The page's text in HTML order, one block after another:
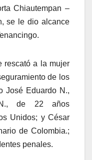
Chiautempan –
se le dio alcance
rescató a la mujer
de los
José Eduardo N.,
de 22 años
Unidos; y César
de Colombia.;
penales.